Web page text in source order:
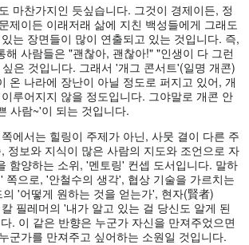
마찬가지인 듯싶습니다. 그것이 경제이든, 정
제이든 이래저래 삶에 지친 백성들에게 그래도
는 장면들이 많이 연출되고 있는 것입니다. 즉,
해 사람들은 "괜찮아, 괜찮아!" "인생이 다 그런
은 것입니다. 그래서 '개그 콘서트'(일명 개콘)
온 나라에 장난이 아닐 정도로 퍼지고 있어, 개
루어지지 않을 정도입니다. 그야말로 개콘 안
사람~'이 되는 것입니다.
에서는 힐링이 주제가 아닌, 사뭇 결이 다른 주
정보와 지식이 많은 사람의 지도와 조언으로 자
함양하는 소위, '멘토링' 컨셉 도서입니다. 말하
쪽으로, '안철수의 생각', 협상 기술을 가르치는
'어떻게 원하는 것을 얻는가', 현자(賢者)
필레머의 '내가 알고 있는 걸 당신도 알게 된
. 이 같은 반향은 누군가 자신을 만져주었으면
군가를 만져주고 싶어하는 소원일 것입니다.